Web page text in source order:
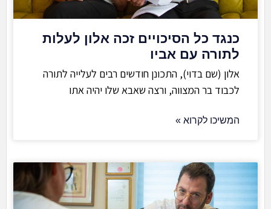
כנגד כל הסיכויים זכה אלון לעלות
לתורה עם אביו
אלון (שם בדוי), התכונן חודשים רבים לעלייה לתורה
לכבוד בר המצווה, ורצה שאבא שלו יהיה אתו
המשיכו לקרוא »